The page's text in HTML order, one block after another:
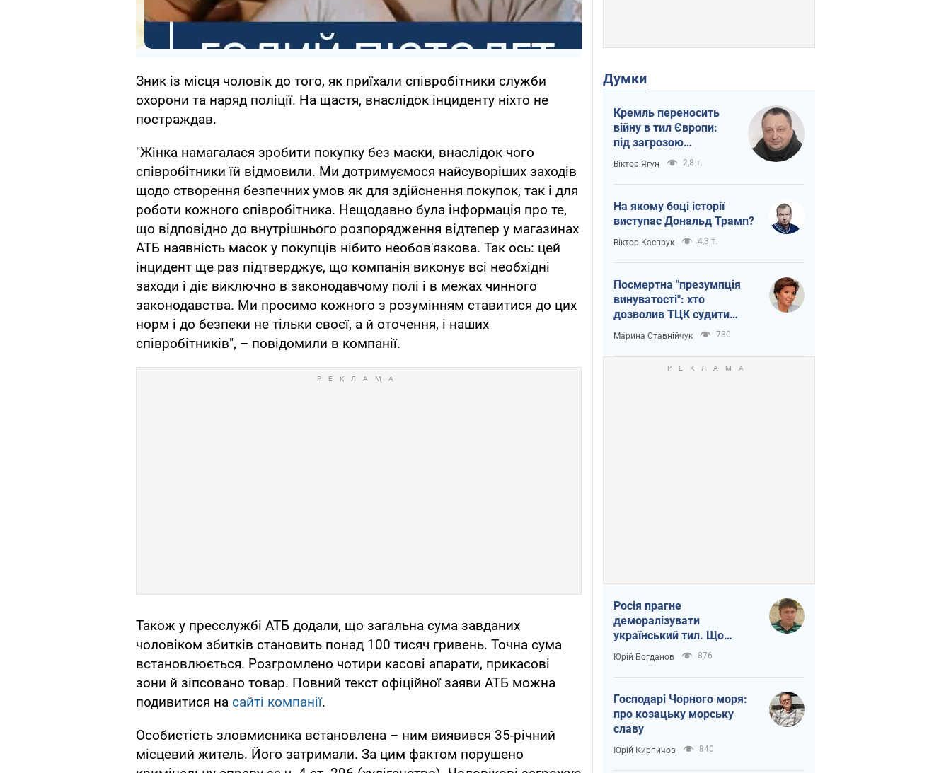
Зник із місця чоловік до того, як приїхали співробітники служби
охорони та наряд поліції. На щастя, внаслідок інциденту ніхто не
постраждав.
"Жінка намагалася зробити покупку без маски, внаслідок чого
співробітники їй відмовили. Ми дотримуємося найсуворіших заходів
щодо створення безпечних умов як для здійснення покупок, так і для
роботи кожного співробітника. Нещодавно була інформація про те,
що відповідно до внутрішнього розпорядження відтепер у магазинах
АТБ наявність масок у покупців нібито необов'язкова. Так ось: цей
інцидент ще раз підтверджує, що компанія виконує всі необхідні
заходи і діє виключно в законодавчому полі і в межах чинного
законодавства. Ми просимо кожного з розумінням ставитися до цих
норм і до безпеки не тільки своєї, а й оточення, і наших
співробітників", – повідомили в компанії.
Також у пресслужбі АТБ додали, що загальна сума завданих
чоловіком збитків становить понад 100 тисяч гривень. Точна сума
встановлюється. Розгромлено чотири касові апарати, прикасові
зони й зіпсовано товар. Повний текст офіційної заяви АТБ можна
подивитися на сайті компанії.
Особистість зловмисника встановлена – ним виявився 35-річний
місцевий житель. Його затримали. За цим фактом порушено
Думки
Кремль переносить
війну в тил Європи:
під загрозою
критична логістика
Віктор Ягун 2,8 т.
На якому боці історії
виступає Дональд Трамп?
Віктор Каспрук 4,3 т.
Посмертна "презумпція
винуватості": хто
дозволив ТЦК судити
загиблих захисників
Марина Ставнійчук 780
Росія прагне
деморалізувати
український тил. Що
варто собі нагадати
Юрій Богданов 876
Господарі Чорного моря:
про козацьку морську
славу
Юрій Кирпичов 840